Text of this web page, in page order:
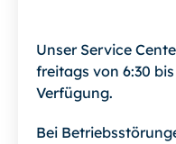
Unser Service
freitags von 6:30
Verfügung.
Bei